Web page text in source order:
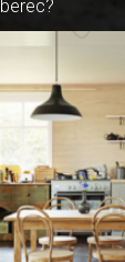
a citrusy